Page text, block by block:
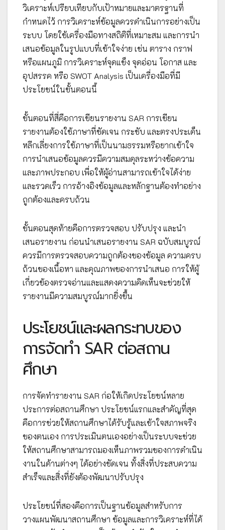
วิเคราะห์เปรียบเทียบกับเป้าหมายและมาตรฐานที่
กำหนดไว้ การวิเคราะห์ข้อมูลควรดำเนินการอย่างเป็น
ระบบ โดยใช้เครื่องมือทางสถิติที่เหมาะสม และการนำ
เสนอข้อมูลในรูปแบบที่เข้าใจง่าย เช่น ตาราง กราฟ
หรือแผนภูมิ การวิเคราะห์จุดแข็ง จุดอ่อน โอกาส และ
อุปสรรค หรือ SWOT Analysis เป็นเครื่องมือที่มี
ประโยชน์ในขั้นตอนนี้
ขั้นตอนที่สี่คือการเขียนรายงาน SAR การเขียน
รายงานต้องใช้ภาษาที่ชัดเจน กระชับ และตรงประเด็น
หลีกเลี่ยงการใช้ภาษาที่เป็นนามธรรมหรือยากเข้าใจ
การนำเสนอข้อมูลควรมีความสมดุลระหว่างข้อความ
และภาพประกอบ เพื่อให้ผู้อ่านสามารถเข้าใจได้ง่าย
และรวดเร็ว การอ้างอิงข้อมูลและหลักฐานต้องทำอย่าง
ถูกต้องและครบถ้วน
ขั้นตอนสุดท้ายคือการตรวจสอบ ปรับปรุง และนำ
เสนอรายงาน ก่อนนำเสนอรายงาน SAR ฉบับสมบูรณ์
ควรมีการตรวจสอบความถูกต้องของข้อมูล ความครบ
ถ้วนของเนื้อหา และคุณภาพของการนำเสนอ การให้ผู้
เกี่ยวข้องตรวจอ่านและแสดงความคิดเห็นจะช่วยให้
รายงานมีความสมบูรณ์มากยิ่งขึ้น
ประโยชน์และผลกระทบของ
การจัดทำ SAR ต่อสถาน
ศึกษา
การจัดทำรายงาน SAR ก่อให้เกิดประโยชน์หลาย
ประการต่อสถานศึกษา ประโยชน์แรกและสำคัญที่สุด
คือการช่วยให้สถานศึกษาได้รับรู้และเข้าใจสภาพจริง
ของตนเอง การประเมินตนเองอย่างเป็นระบบจะช่วย
ให้สถานศึกษาสามารถมองเห็นภาพรวมของการดำเนิน
งานในด้านต่างๆ ได้อย่างชัดเจน ทั้งสิ่งที่ประสบความ
สำเร็จและสิ่งที่ยังต้องพัฒนาปรับปรุง
ประโยชน์ที่สองคือการเป็นฐานข้อมูลสำหรับการ
วางแผนพัฒนาสถานศึกษา ข้อมูลและการวิเคราะห์ที่ได้